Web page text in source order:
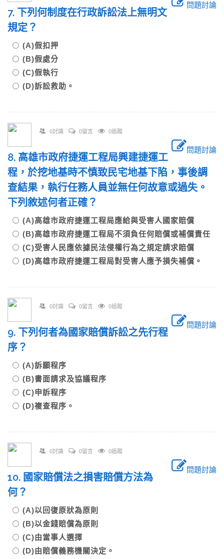
問題討論
7. 下列何制度在行政訴訟法上無明文
規定？
(A)假扣押
(B)假處分
(C)假執行
(D)訴訟救助。
0討論 0留言 0追蹤
問題討論
8. 高雄市政府捷運工程局興建捷運工
程，於挖地基時不慎致民宅地基下陷，事後調
查結果，執行任務人員並無任何故意或過失。
下列敘述何者正確？
(A)高雄市政府捷運工程局應給與受害人國家賠償
(B)高雄市政府捷運工程局不須負任何賠償或補償責任
(C)受害人民應依據民法侵權行為之規定請求賠償
(D)高雄市政府捷運工程局對受害人應予損失補償。
0討論 0留言 0追蹤
問題討論
9. 下列何者為國家賠償訴訟之先行程
序？
(A)訴願程序
(B)書面請求及協議程序
(C)申訴程序
(D)複查程序。
0討論 0留言 0追蹤
問題討論
10. 國家賠償法之損害賠償方法為
何？
(A)以回復原狀為原則
(B)以金錢賠償為原則
(C)由當事人選擇
(D)由賠償義務機關決定。